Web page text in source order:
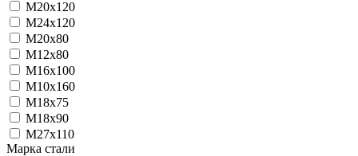
М20х120
М24х120
М20х80
М12х80
М16х100
М10х160
М18х75
М18х90
М27х110
Марка стали